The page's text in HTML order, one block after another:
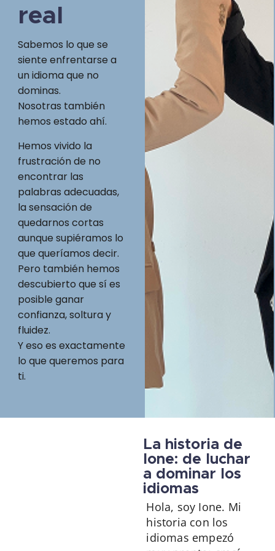
real
Sabemos lo que se
siente enfrentarse a
un idioma que no
dominas.
Nosotras también
hemos estado ahí.
Hemos vivido la
frustración de no
encontrar las
palabras adecuadas,
la sensación de
quedarnos cortas
aunque supiéramos lo
que queríamos decir.
Pero también hemos
descubierto que sí es
posible ganar
confianza, soltura y
fluidez.
Y eso es exactamente
lo que queremos para
ti.
La historia de
Ione: de luchar
a dominar los
idiomas
Hola, soy Ione. Mi
historia con los
idiomas empezó